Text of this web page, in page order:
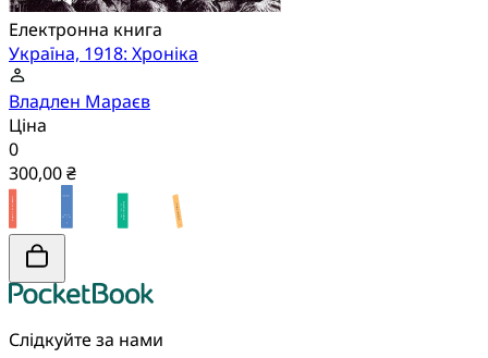
Електронна книга
Україна, 1918: Хроніка
Владлен Мараєв
Ціна
0
300,00 ₴
Слідкуйте за нами